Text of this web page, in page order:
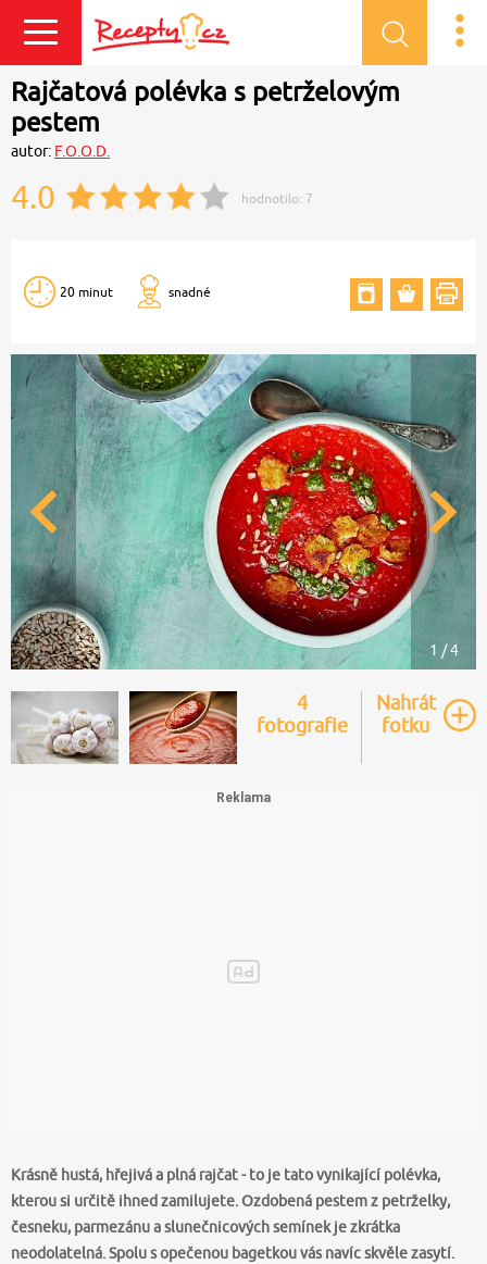
Rajčatová polévka s petrželovým
pestem
autor: F.O.O.D.
4.0 hodnotilo: 7
20 minut snadné
1 / 4
4
fotografie
Nahrát
fotku
Krásně hustá, hřejivá a plná rajčat - to je tato vynikající polévka,
kterou si určitě ihned zamilujete. Ozdobená pestem z petrželky,
česneku, parmezánu a slunečnicových semínek je zkrátka
neodolatelná. Spolu s opečenou bagetkou vás navíc skvěle zasytí.